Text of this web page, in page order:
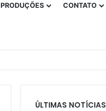
PRODUÇÕES CONTATO
ÚLTIMAS NOTÍCIAS